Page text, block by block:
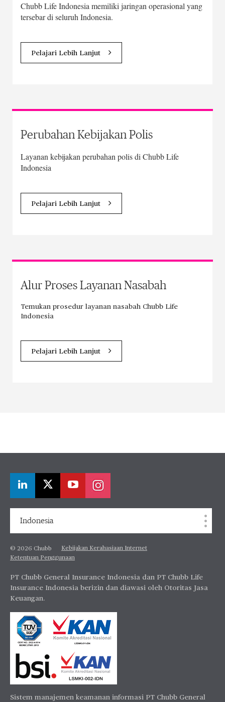
Chubb Life Indonesia memiliki jaringan operasional yang
tersebar di seluruh Indonesia.
Pelajari Lebih Lanjut
Perubahan Kebijakan Polis
Layanan kebijakan perubahan polis di Chubb Life
Indonesia
Pelajari Lebih Lanjut
Alur Proses Layanan Nasabah
Temukan prosedur layanan nasabah Chubb Life
Indonesia
Pelajari Lebih Lanjut
Indonesia
© 2026 Chubb
Kebijakan Kerahasiaan Internet
Ketentuan Penggunaan
PT Chubb General Insurance Indonesia dan PT Chubb Life
Insurance Indonesia berizin dan diawasi oleh Otoritas Jasa
Keuangan.
Sistem manajemen keamanan informasi PT Chubb General